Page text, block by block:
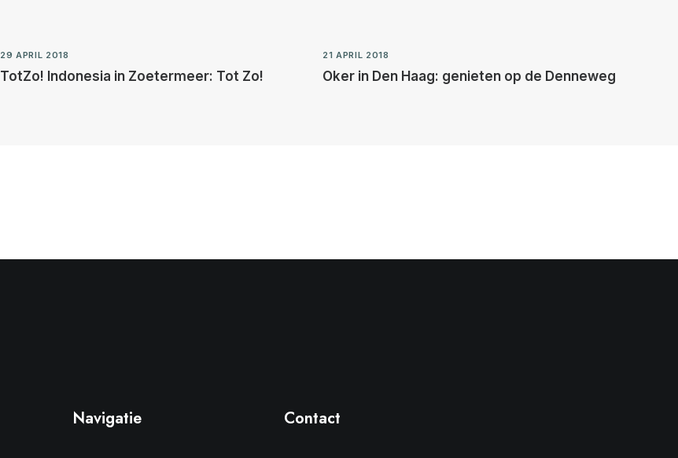
29 APRIL 2018
TotZo! Indonesia in Zoetermeer: Tot Zo!
21 APRIL 2018
Oker in Den Haag: genieten op de Denneweg
Navigatie Contact